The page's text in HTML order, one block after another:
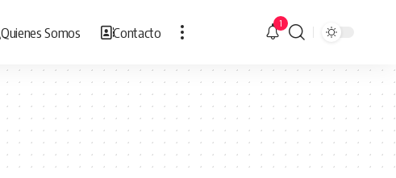
Quienes Somos Contacto 1